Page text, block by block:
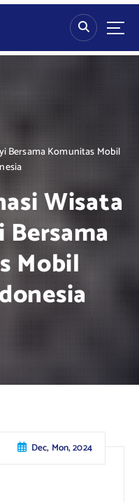
Bersama Komunitas Mobil
Wisata
Mobil
Dec, Mon, 2024